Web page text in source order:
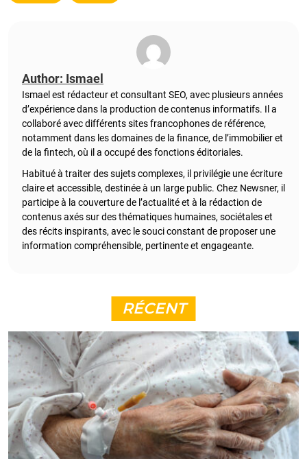
Author: Ismael
Ismael est rédacteur et consultant SEO, avec plusieurs années
d’expérience dans la production de contenus informatifs. Il a
collaboré avec différents sites francophones de référence,
notamment dans les domaines de la finance, de l’immobilier et
de la fintech, où il a occupé des fonctions éditoriales.
Habitué à traiter des sujets complexes, il privilégie une écriture
claire et accessible, destinée à un large public. Chez Newsner, il
participe à la couverture de l’actualité et à la rédaction de
contenus axés sur des thématiques humaines, sociétales et
des récits inspirants, avec le souci constant de proposer une
information compréhensible, pertinente et engageante.
RÉCENT